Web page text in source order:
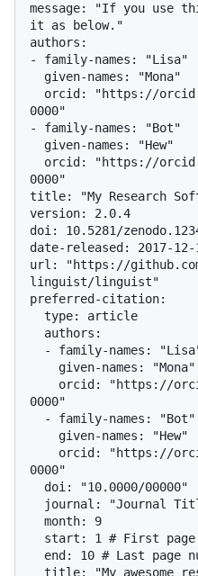
message: "If you use
it as below."
authors:
- family-names: "Lisa"
0000"
- family-names: "Bot"
0000"
title: "My Research
version: 2.0.4
doi: 10.5281/
date-released: 2017-12-
url: "https://
linguist/linguist"
preferred-citation:
0000"
0000"